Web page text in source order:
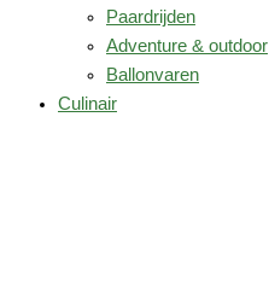
Paardrijden
Adventure & outdoor
Ballonvaren
Culinair